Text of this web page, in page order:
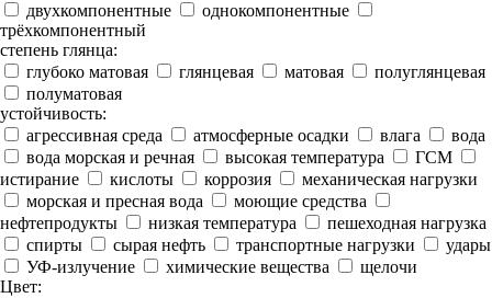
двухкомпонентные
однокомпонентные
трёхкомпонентный
степень глянца:
глубоко матовая
глянцевая матовая
полуглянцевая
полуматовая
устойчивость:
агрессивная среда
атмосферные осадки влага
вода
вода морская и речная
высокая температура
ГСМ
истирание
кислоты коррозия
механическая нагрузки
морская и пресная вода
моющие средства
нефтепродукты
низкая температура
пешеходная нагрузка
спирты
сырая нефть транспортные нагрузки
удары
УФ-излучение
химические вещества
щелочи
Цвет: